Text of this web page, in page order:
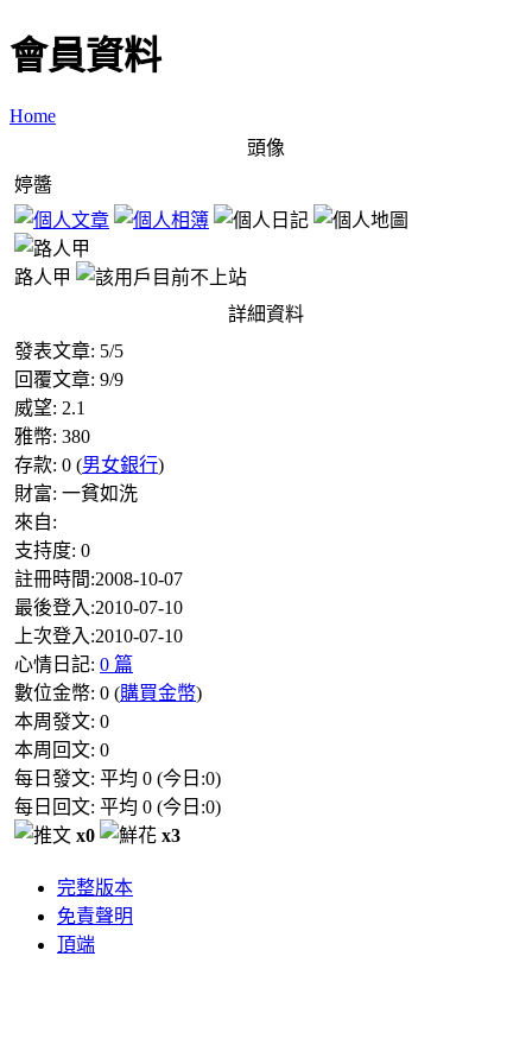
會員資料
Home
頭像
婷醬
路人甲
詳細資料
發表文章: 5/5
回覆文章: 9/9
威望: 2.1
雅幣: 380
存款: 0 (男女銀行)
財富: 一貧如洗
來自:
支持度: 0
註冊時間:2008-10-07
最後登入:2010-07-10
上次登入:2010-07-10
心情日記: 0 篇
數位金幣: 0 (購買金幣)
本周發文: 0
本周回文: 0
每日發文: 平均 0 (今日:0)
每日回文: 平均 0 (今日:0)
x0
x3
完整版本
免責聲明
頂端